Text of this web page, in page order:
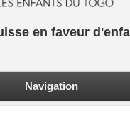
en faveur
Navigation